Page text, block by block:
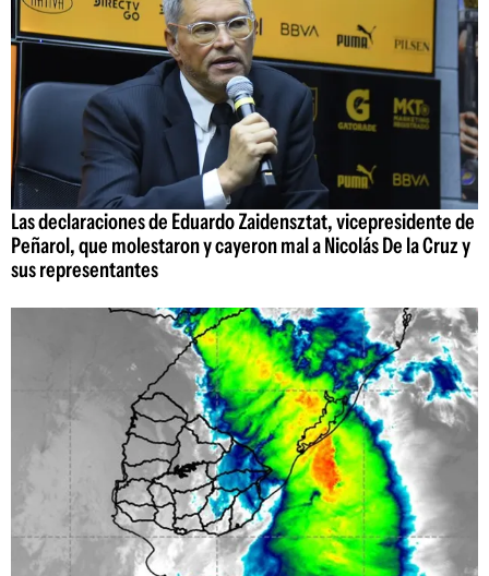
Las declaraciones de Eduardo Zaidensztat, vicepresidente de
Peñarol, que molestaron y cayeron mal a Nicolás De la Cruz y
sus representantes